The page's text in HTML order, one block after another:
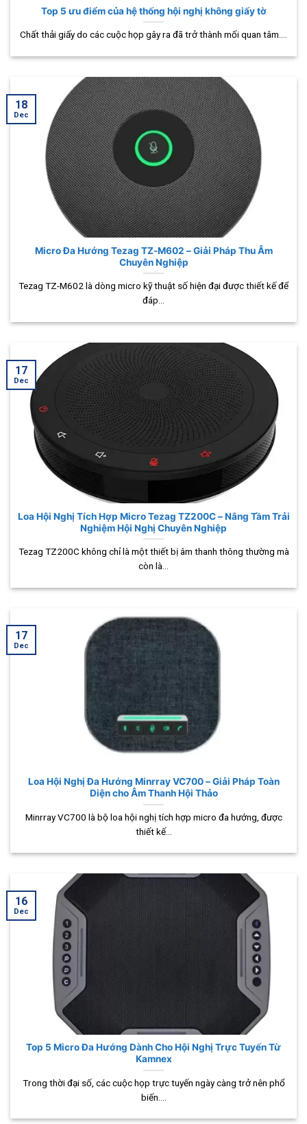
Top 5 ưu điểm của hệ thống hội nghị không giấy tờ
Chất thải giấy do các cuộc họp gây ra đã trở thành mối quan tâm....
Micro Đa Hướng Tezag TZ-M602 – Giải Pháp Thu Âm
Chuyên Nghiệp
Tezag TZ-M602 là dòng micro kỹ thuật số hiện đại được thiết kế để
đáp...
18
Dec
Loa Hội Nghị Tích Hợp Micro Tezag TZ200C – Nâng Tầm Trải
Nghiệm Hội Nghị Chuyên Nghiệp
Tezag TZ200C không chỉ là một thiết bị âm thanh thông thường mà
còn là...
17
Dec
Loa Hội Nghị Đa Hướng Minrray VC700 – Giải Pháp Toàn
Diện cho Âm Thanh Hội Thảo
Minrray VC700 là bộ loa hội nghị tích hợp micro đa hướng, được
thiết kế...
17
Dec
Top 5 Micro Đa Hướng Dành Cho Hội Nghị Trực Tuyến Từ
Kamnex
Trong thời đại số, các cuộc họp trực tuyến ngày càng trở nên phổ
biến....
16
Dec